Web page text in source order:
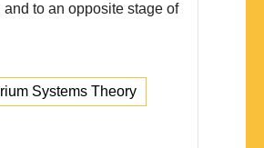
to an opposite stage of
Systems Theory